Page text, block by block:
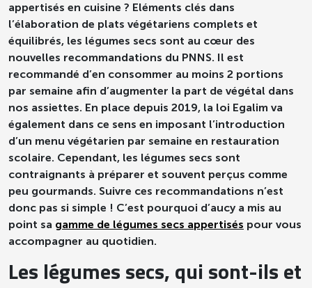
appertisés en cuisine ? Eléments clés dans
l’élaboration de plats végétariens complets et
équilibrés, les légumes secs sont au cœur des
nouvelles recommandations du PNNS. Il est
recommandé d’en consommer au moins 2 portions
par semaine afin d’augmenter la part de végétal dans
nos assiettes. En place depuis 2019, la loi Egalim va
également dans ce sens en imposant l’introduction
d’un menu végétarien par semaine en restauration
scolaire. Cependant, les légumes secs sont
contraignants à préparer et souvent perçus comme
peu gourmands. Suivre ces recommandations n’est
donc pas si simple ! C’est pourquoi d’aucy a mis au
point sa gamme de légumes secs appertisés pour vous
accompagner au quotidien.
Les légumes secs, qui sont-ils et